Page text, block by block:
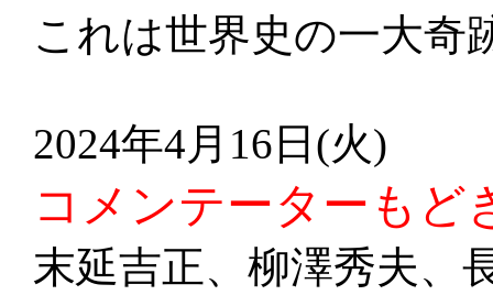
これは世界史の一大奇
2024年4月16日(火)
コメンテーター
末延吉正、柳澤秀夫、